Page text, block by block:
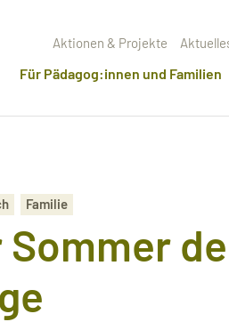
Aktionen & Projekte
Für Pädagog:innen und Familien
Familie
Sommer